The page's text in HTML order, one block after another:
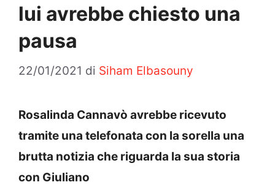
lui avrebbe chiesto una
pausa
22/01/2021 di Siham Elbasouny
Rosalinda Cannavò avrebbe ricevuto
tramite una telefonata con la sorella una
brutta notizia che riguarda la sua storia
con Giuliano